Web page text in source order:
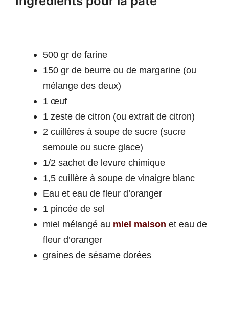
500 gr de farine
150 gr de beurre ou de margarine (ou
mélange des deux)
1 œuf
1 zeste de citron (ou extrait de citron)
2 cuillères à soupe de sucre (sucre
semoule ou sucre glace)
1/2 sachet de levure chimique
1,5 cuillère à soupe de vinaigre blanc
Eau et eau de fleur d’oranger
1 pincée de sel
miel mélangé au miel maison et eau de
fleur d’oranger
graines de sésame dorées